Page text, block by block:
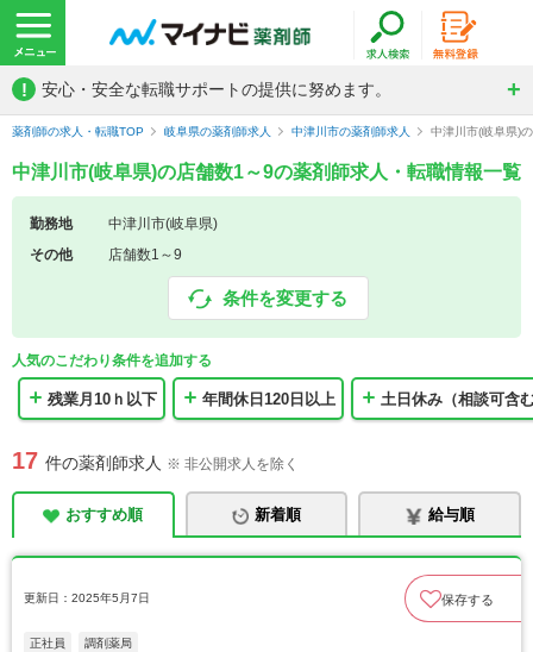
! 安心・安全な転職サポートの提供に努めます。
薬剤師の求人・転職TOP 岐阜県の薬剤師求人 中津川市の薬剤師求人 中津川市(岐阜県)
中津川市(岐阜県)の店舗数1～9の薬剤師求人・転職情報一覧
勤務地
中津川市(岐阜県)
その他
店舗数1～9
条件を変更する
人気のこだわり条件を追加する
残業月10ｈ以下 年間休日120日以上 土日休み（相談可含
17 件の薬剤師求人 ※ 非公開求人を除く
おすすめ順 新着順 給与順
更新日：2025年5月7日 保存する
正社員 調剤薬局